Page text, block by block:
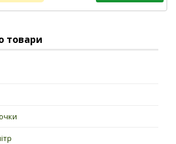
9 відгуків
D’oro» (Італія)
товари